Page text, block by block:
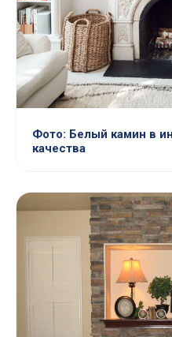
Фото: Белый камин в
качества